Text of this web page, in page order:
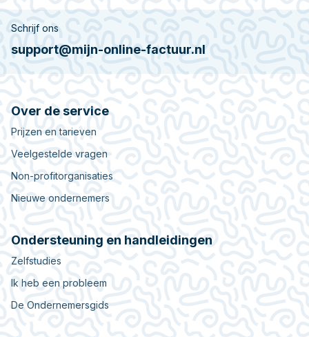
Schrijf ons
support@mijn-online-factuur.nl
Over de service
Prijzen en tarieven
Veelgestelde vragen
Non-profitorganisaties
Nieuwe ondernemers
Ondersteuning en handleidingen
Zelfstudies
Ik heb een probleem
De Ondernemersgids